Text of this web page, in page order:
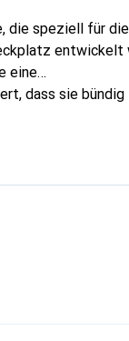
die speziell für die
entwickelt
eine
dass sie bündig
des USB
Diese
Lösung für